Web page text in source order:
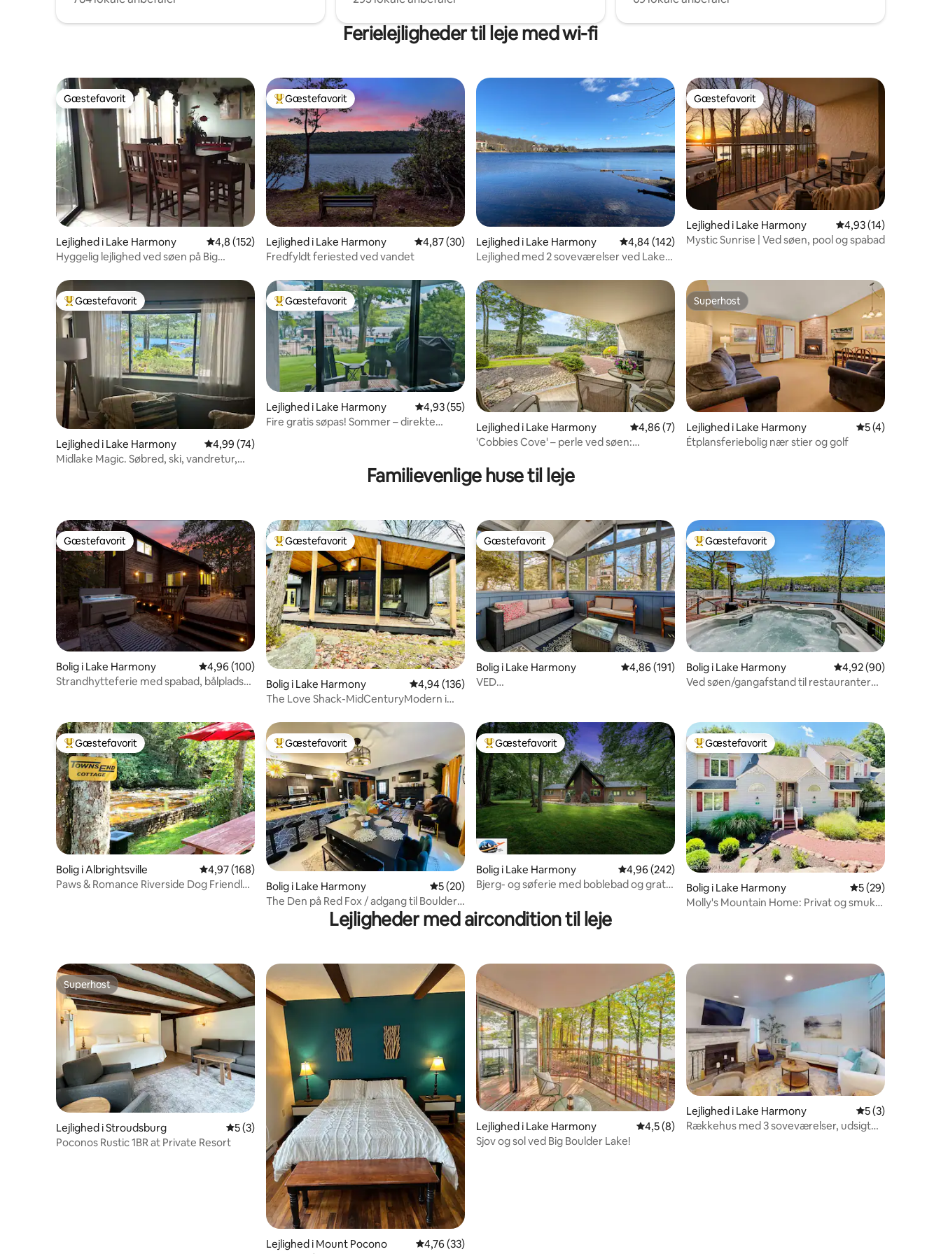
Ferielejligheder til leje med wi-fi
Gæstefavorit
Gæstefavorit
Lejlighed i Lake Harmony 4,8 ud af 5 i gennemsnitlig bedømmelse, 152 omtaler
4,8 (152)
Hyggelig lejlighed ved søen på Big
Bedste gæstefavorit
Gæstefavorit
Lejlighed i Lake Harmony 4,87 ud af 5 i gennemsnitlig bedømmelse, 30 omtaler
4,87 (30)
Fredfyldt feriested ved vandet
Lejlighed i Lake Harmony 4,84 ud af 5 i gennemsnitlig bedømmelse, 142 omtaler
4,84 (142)
Lejlighed med 2 soveværelser ved Lake
Gæstefavorit
Gæstefavorit
Lejlighed i Lake Harmony 4,93 ud af 5 i
4,93 (14)
Mystic Sunrise | Ved søen, pool og spabad
Bedste gæstefavorit
Gæstefavorit
Lejlighed i Lake Harmony 4,99 ud af 5 i gennemsnitlig bedømmelse, 74 omtaler
4,99 (74)
Midlake Magic. Søbred, ski, vandretur,
Bedste gæstefavorit
Gæstefavorit
Lejlighed i Lake Harmony 4,93 ud af 5 i gennemsnitlig bedømmelse, 55 omtaler
4,93 (55)
Fire gratis søpas! Sommer – direkte
Lejlighed i Lake Harmony 4,86 ud af 5 i gennemsnitlig bedømmelse, 7 omtaler
4,86 (7)
'Cobbies Cove' – perle ved søen:
Superhost
Superhost
Lejlighed i Lake Harmony 5 ud af 5 i
5 (4)
Étplansferiebolig nær stier og golf
Familievenlige huse til leje
Gæstefavorit
Gæstefavorit
Bolig i Lake Harmony 4,96 ud af 5 i gennemsnitlig bedømmelse, 100 omtaler
4,96 (100)
Strandhytteferie med spabad, bålplads
Bedste gæstefavorit
Gæstefavorit
Bolig i Lake Harmony 4,94 ud af 5 i gennemsnitlig bedømmelse, 136 omtaler
4,94 (136)
The Love Shack-MidCenturyModern i
Gæstefavorit
Gæstefavorit
Bolig i Lake Harmony 4,86 ud af 5 i gennemsnitlig bedømmelse, 191 omtaler
4,86 (191)
VED
Bedste gæstefavorit
Gæstefavorit
Bolig i Lake Harmony 4,92 ud af 5 i
4,92 (90)
Ved søen/gangafstand til restauranter
Bedste gæstefavorit
Gæstefavorit
Bolig i Albrightsville 4,97 ud af 5 i gennemsnitlig bedømmelse, 168 omtaler
4,97 (168)
Paws & Romance Riverside Dog Friendly
Bedste gæstefavorit
Gæstefavorit
Bolig i Lake Harmony 5 ud af 5 i gennemsnitlig bedømmelse, 20 omtaler
5 (20)
The Den på Red Fox / adgang til Boulder
Bedste gæstefavorit
Gæstefavorit
Bolig i Lake Harmony 4,96 ud af 5 i gennemsnitlig bedømmelse, 242 omtaler
4,96 (242)
Bjerg- og søferie med boblebad og gratis
Bedste gæstefavorit
Gæstefavorit
Bolig i Lake Harmony 5 ud af 5 i
5 (29)
Molly's Mountain Home: Privat og smuk
Lejligheder med aircondition til leje
Superhost
Superhost
Lejlighed i Stroudsburg 5 ud af 5 i gennemsnitlig bedømmelse, 3 omtaler
5 (3)
Poconos Rustic 1BR at Private Resort
Lejlighed i Mount Pocono 4,76 ud af 5 i gennemsnitlig bedømmelse, 33 omtaler
4,76 (33)
Lejlighed i Lake Harmony 4,5 ud af 5 i gennemsnitlig bedømmelse, 8 omtaler
4,5 (8)
Sjov og sol ved Big Boulder Lake!
Lejlighed i Lake Harmony 5 ud af 5 i
5 (3)
Rækkehus med 3 soveværelser, udsigt